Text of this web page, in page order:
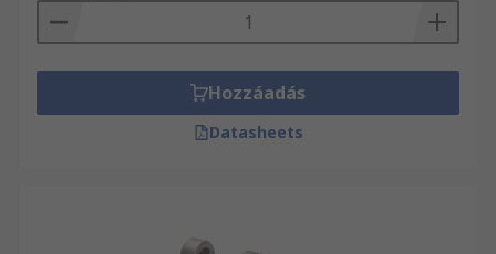
Hozzáadás
Datasheets